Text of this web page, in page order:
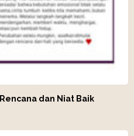
dan Niat Baik